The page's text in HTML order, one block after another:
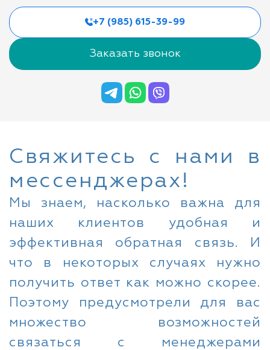
+7 (985) 615-39-99
Заказать звонок
Свяжитесь с нами в
мессенджерах!
Мы знаем, насколько важна для
наших клиентов удобная и
эффективная обратная связь. И
что в некоторых случаях нужно
получить ответ как можно скорее.
Поэтому предусмотрели для вас
множество возможностей
связаться с менеджерами